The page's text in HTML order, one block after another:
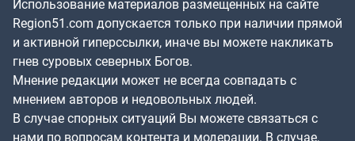
Использование материалов размещенных на сайте
Region51.com допускается только при наличии прямой
и активной гиперссылки, иначе вы можете накликать
гнев суровых северных Богов.
Мнение редакции может не всегда совпадать с
мнением авторов и недовольных людей.
В случае спорных ситуаций Вы можете связаться с
нами по вопросам контента и модерации. В случае,